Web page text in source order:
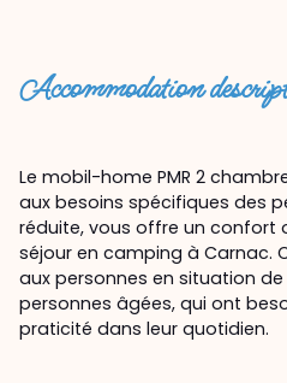
Accommodation
Le mobil-home PMR 2
aux besoins spécifiques des
réduite, vous offre un confort
séjour en camping à Carnac.
aux personnes en situation
personnes âgées, qui ont
praticité dans leur quotidien.